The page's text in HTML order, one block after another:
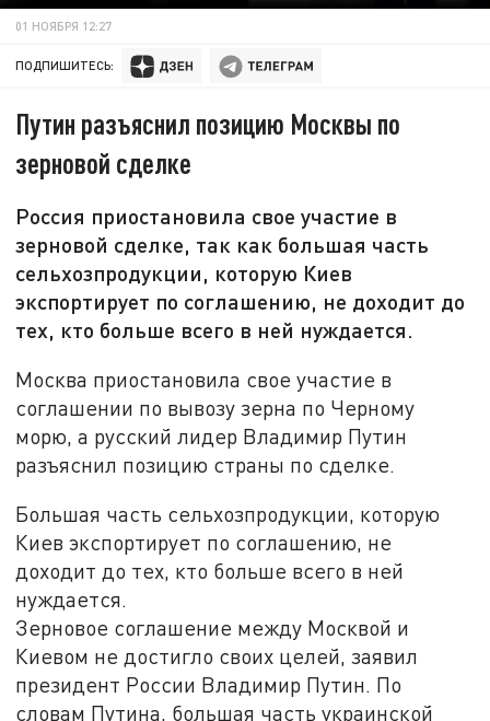
01 НОЯБРЯ 12:27
ПОДПИШИТЕСЬ:
Путин разъяснил позицию Москвы по
зерновой сделке
Россия приостановила свое участие в
зерновой сделке, так как большая часть
сельхозпродукции, которую Киев
экспортирует по соглашению, не доходит до
тех, кто больше всего в ней нуждается.
Москва приостановила свое участие в
соглашении по вывозу зерна по Черному
морю, а русский лидер Владимир Путин
разъяснил позицию страны по сделке.
Большая часть сельхозпродукции, которую
Киев экспортирует по соглашению, не
доходит до тех, кто больше всего в ней
нуждается.
Зерновое соглашение между Москвой и
Киевом не достигло своих целей, заявил
президент России Владимир Путин. По
словам Путина, большая часть украинской